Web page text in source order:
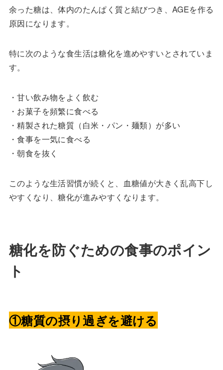
余った糖は、体内のたんぱく質と結びつき、AGEを作る
原因になります。
特に次のような食生活は糖化を進めやすいとされていま
す。
・甘い飲み物をよく飲む
・お菓子を頻繁に食べる
・精製された糖質（白米・パン・麺類）が多い
・食事を一気に食べる
・朝食を抜く
このような生活習慣が続くと、血糖値が大きく乱高下し
やすくなり、糖化が進みやすくなります。
糖化を防ぐための食事のポイン
ト
①糖質の摂り過ぎを避ける